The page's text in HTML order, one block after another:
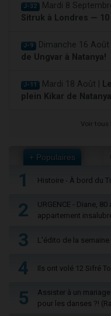
J-32 Mardi 8
Sitruk à Londres — 10
J-9 Dimanche 16 Août |
de Ungvar à Natanya!
J-11 Mardi 18 Août |
plein Kikar de
Voir tous
+ Populaires
1 Histoire - À bord du
2
URGENCE - Diane,
appartement
3 L'édito de la semaine
4 Ils ont volé 12 Sifré
5
Assister à un
pour les danses ?!